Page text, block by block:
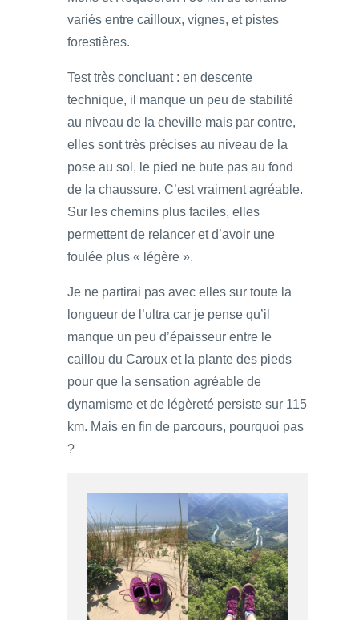
variés entre cailloux, vignes, et pistes
forestières.
Test très concluant : en descente
technique, il manque un peu de stabilité
au niveau de la cheville mais par contre,
elles sont très précises au niveau de la
pose au sol, le pied ne bute pas au fond
de la chaussure. C’est vraiment agréable.
Sur les chemins plus faciles, elles
permettent de relancer et d’avoir une
foulée plus « légère ».
Je ne partirai pas avec elles sur toute la
longueur de l’ultra car je pense qu’il
manque un peu d’épaisseur entre le
caillou du Caroux et la plante des pieds
pour que la sensation agréable de
dynamisme et de légèreté persiste sur 115
km. Mais en fin de parcours, pourquoi pas
?